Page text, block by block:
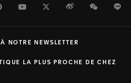
PinterestYoutubeTwitterWeiboWeChat
LA PLUS PROCHE DE CHEZ
NOTRE NEWSLETTER